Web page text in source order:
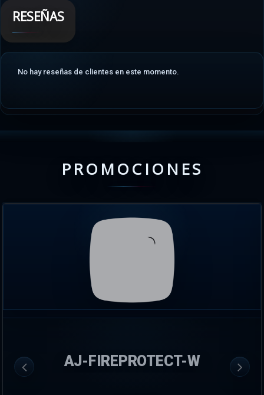
RESEÑAS
No hay reseñas de clientes en este momento.
PROMOCIONES
AJ-FIREPROTECT-W